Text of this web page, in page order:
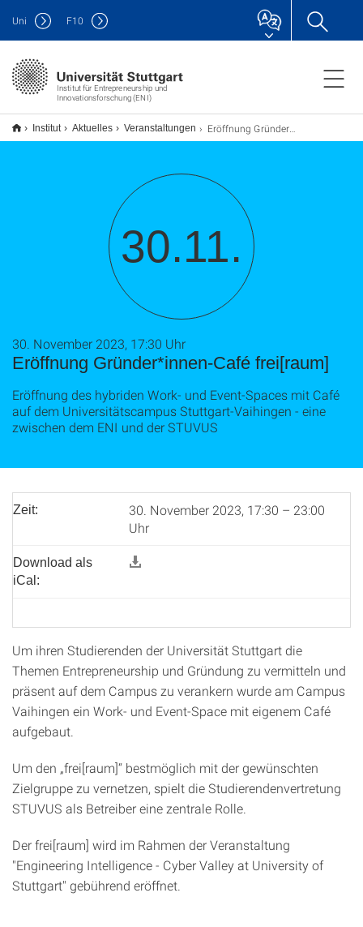
Institut für Entrepreneurship und
Innovationsforschung (ENI)
Uni F10
Institut Aktuelles Veranstaltungen Eröffnung Gründer*innen-Café frei[raum]
30.11.
Eröffnung Gründer*innen-Café frei[raum]
30. November 2023, 17:30 Uhr
Eröffnung des hybriden Work- und Event-Spaces mit Café
auf dem Universitätscampus Stuttgart-Vaihingen - eine
zwischen dem ENI und der STUVUS
Zeit:
30. November 2023, 17:30 – 23:00
Uhr
Download als
iCal:
Um ihren Studierenden der Universität Stuttgart die
Themen Entrepreneurship und Gründung zu vermitteln und
präsent auf dem Campus zu verankern wurde am Campus
Vaihingen ein Work- und Event-Space mit eigenem Café
aufgebaut.
Um den „frei[raum]“ bestmöglich mit der gewünschten
Zielgruppe zu vernetzen, spielt die Studierendenvertretung
STUVUS als Betreiber eine zentrale Rolle.
Der frei[raum] wird im Rahmen der Veranstaltung
"Engineering Intelligence - Cyber Valley at University of
Stuttgart" gebührend eröffnet.